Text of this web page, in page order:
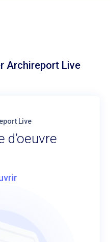
Archireport Live
Live
d’oeuvre